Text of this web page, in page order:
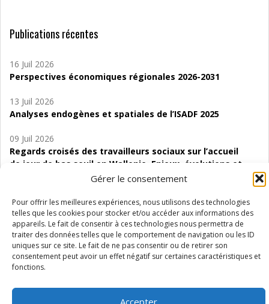
Gérer le consentement
Pour offrir les meilleures expériences, nous utilisons des technologies
telles que les cookies pour stocker et/ou accéder aux informations des
appareils. Le fait de consentir à ces technologies nous permettra de
traiter des données telles que le comportement de navigation ou les ID
uniques sur ce site. Le fait de ne pas consentir ou de retirer son
consentement peut avoir un effet négatif sur certaines caractéristiques et
fonctions.
Accepter
Publications récentes
16 Juil 2026
Perspectives économiques régionales 2026-2031
13 Juil 2026
Analyses endogènes et spatiales de l’ISADF 2025
09 Juil 2026
Regards croisés des travailleurs sociaux sur l’accueil
de jour de bas seuil en Wallonie. Enjeux, évolutions et
06 Juil 2026
Étude d’évaluabilité des Structures
d’accompagnement à l’autocréation d’emploi (SAACE)
01 Juil 2026
Pénurie du personnel infirmier :quels indicateurs
Wallonie ?